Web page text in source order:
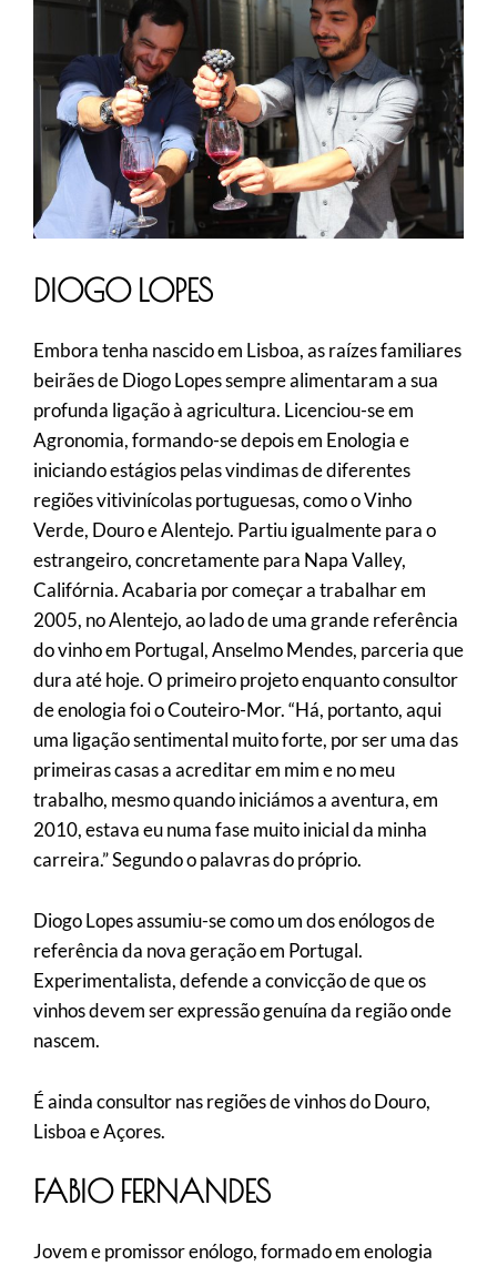
DIOGO LOPES
Embora tenha nascido em Lisboa, as raízes familiares
beirães de Diogo Lopes sempre alimentaram a sua
profunda ligação à agricultura. Licenciou-se em
Agronomia, formando-se depois em Enologia e
iniciando estágios pelas vindimas de diferentes
regiões vitivinícolas portuguesas, como o Vinho
Verde, Douro e Alentejo. Partiu igualmente para o
estrangeiro, concretamente para Napa Valley,
Califórnia. Acabaria por começar a trabalhar em
2005, no Alentejo, ao lado de uma grande referência
do vinho em Portugal, Anselmo Mendes, parceria que
dura até hoje. O primeiro projeto enquanto consultor
de enologia foi o Couteiro-Mor. “Há, portanto, aqui
uma ligação sentimental muito forte, por ser uma das
primeiras casas a acreditar em mim e no meu
trabalho, mesmo quando iniciámos a aventura, em
2010, estava eu numa fase muito inicial da minha
carreira.” Segundo o palavras do próprio.
Diogo Lopes assumiu-se como um dos enólogos de
referência da nova geração em Portugal.
Experimentalista, defende a convicção de que os
vinhos devem ser expressão genuína da região onde
nascem.
É ainda consultor nas regiões de vinhos do Douro,
Lisboa e Açores.
FABIO FERNANDES
Jovem e promissor enólogo, formado em enologia